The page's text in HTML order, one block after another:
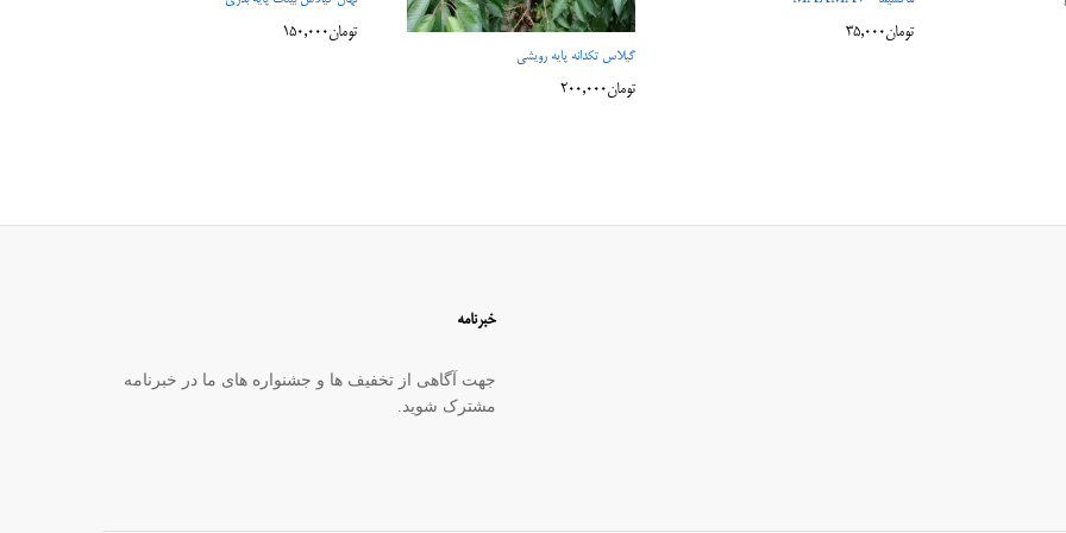
تومان35,000
گیلاس تکدانه پایه رویشی
تومان200,000
تومان150,000
خبرنامه
جهت آگاهی از تخفیف ها و جشنواره های ما در خبرنامه
مشترک شوید.